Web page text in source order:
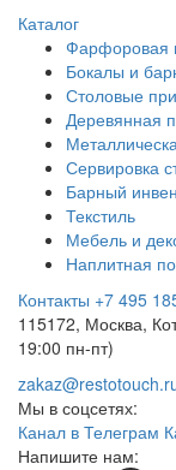
Каталог
Фарфоровая
Бокалы и
Столовые
Деревянная
Сервировка
Барный
Текстиль
Мебель и
Наплитная
Контакты +7 495
115172, Москва,
19:00 пн-пт)
Мы в соцсетях:
Канал в Телеграм
Напишите нам: